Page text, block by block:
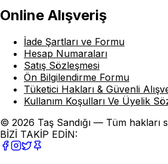
Online Alışveriş
İade Şartları ve Formu
Hesap Numaraları
Satış Sözleşmesi
Ön Bilgilendirme Formu
Tüketici Hakları & Güvenli
Kullanım Koşulları Ve Üyelik
© 2026 Taş Sandığı — Tüm hakları
BİZİ TAKİP EDİN: